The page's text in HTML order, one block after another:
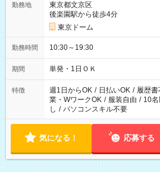
勤務地
東京都文京区
後楽園駅から徒歩4分
東京ドーム
勤務時間 10:30～19:30
期間 単発・1日ＯＫ
特徴 週1日からOK / 日払いOK / 履歴書
業・WワークOK / 服装自由 / 10
し / パソコンスキル不要
気になる！ 応募する